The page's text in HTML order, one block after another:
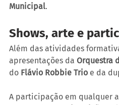
Municipal.
Shows, arte e
Além das atividades
apresentações da Orquestra
do Flávio Robbie Trio e da
A participação em qualquer